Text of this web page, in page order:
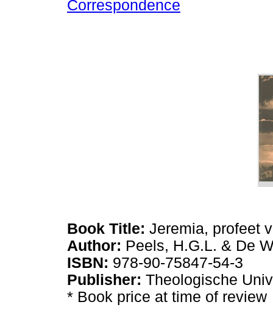
Correspondence
Book Title: Jeremia, profeet
Author: Peels, H.G.L. & De
ISBN: 978-90-75847-54-3
Publisher: Theologische
* Book price at time of review